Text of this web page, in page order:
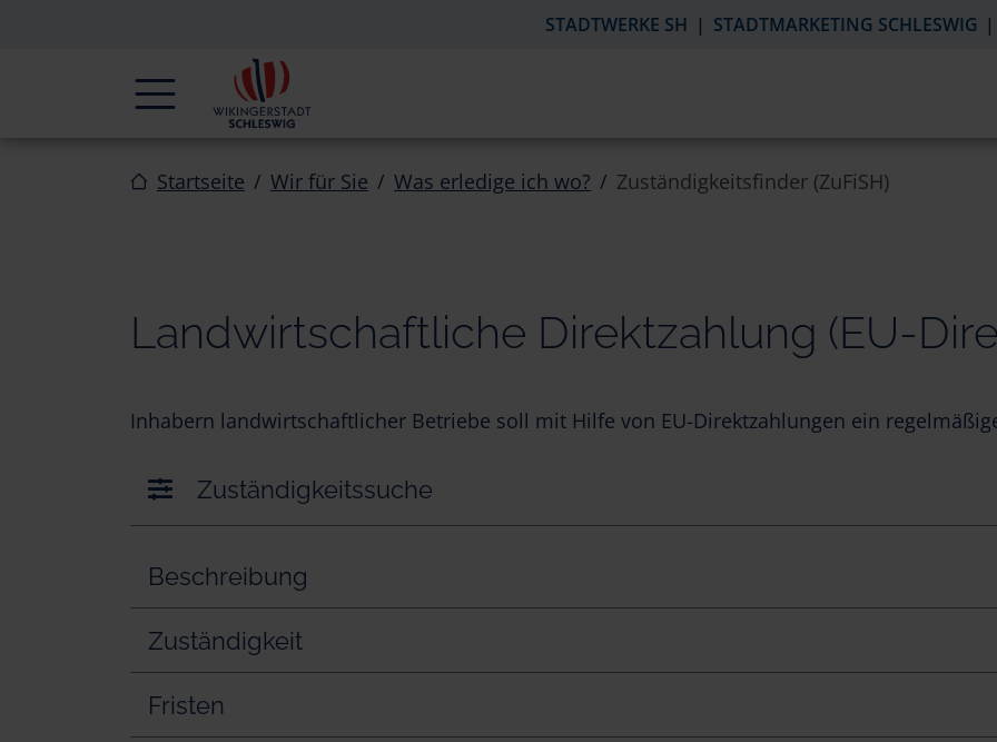
STADTWERKE SH STADTMARKETING SCHLESWIG
Navigation
Startseite Wir für Sie Was erledige ich wo? Zuständigkeitsfinder (ZuFiSH)
Landwirtschaftliche Direktzahlung (EU-
Inhabern landwirtschaftlicher Betriebe soll mit Hilfe von EU-Direktzahlungen ein
Zuständigkeitssuche
Beschreibung
Zuständigkeit
Fristen